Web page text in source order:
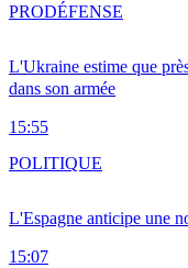
L'Ukraine estime que
dans son armée
15:55
PRODÉFENSE
L'Espagne anticipe une
15:07
POLITIQUE